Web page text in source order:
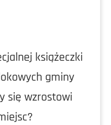
książeczki
gminy
się wzrostowi